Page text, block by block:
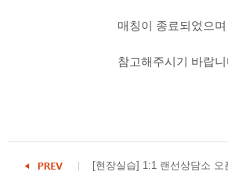
매칭이 종료되었으
참고해주시기 바랍니
[현장실습] 1:1 랜선상담소 오